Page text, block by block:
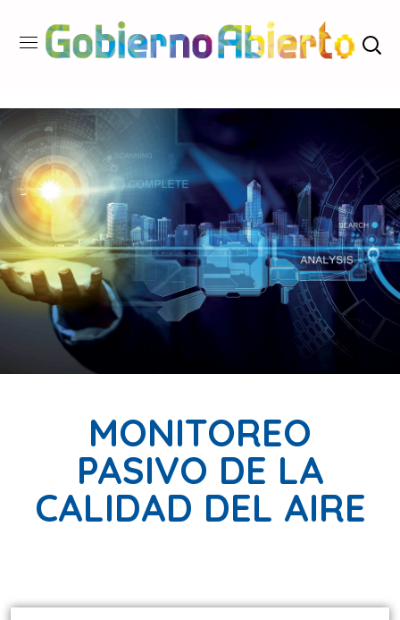
MONITOREO
PASIVO DE LA
CALIDAD DEL AIRE